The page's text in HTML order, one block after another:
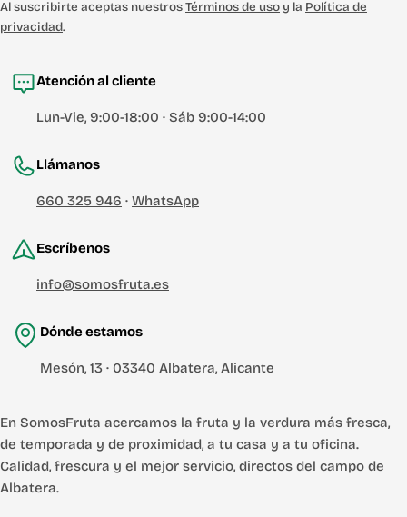
Al suscribirte aceptas nuestrosTérminos de uso y la Política de
privacidad.
Atención al cliente
Lun-Vie, 9:00-18:00 · Sáb 9:00-14:00
Llámanos
660 325 946 · WhatsApp
Escríbenos
info@somosfruta.es
Dónde estamos
Mesón, 13 · 03340 Albatera, Alicante
En SomosFruta acercamos la fruta y la verdura más fresca,
de temporada y de proximidad, a tu casa y a tu oficina.
Calidad, frescura y el mejor servicio, directos del campo de
Albatera.